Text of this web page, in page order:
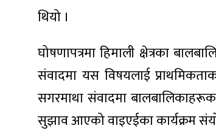
थियो ।
घोषणापत्रमा हिमाली क्षेत्रका
संवादमा यस विषयलाई
सगरमाथा संवादमा
सुझाव आएको वाइएईका कार्यक्रम